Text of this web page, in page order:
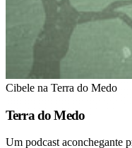
Cibele na Terra do Medo
Terra do Medo
Um podcast aconchegante